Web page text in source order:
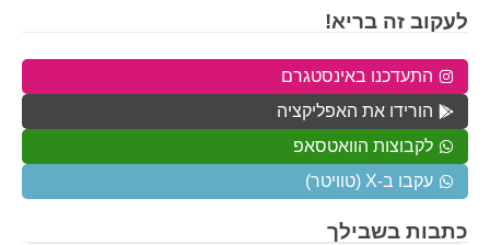
כתבות בשבילך
לעקוב זה בריא!
התעדכנו באינסטגרם
הורידו את האפליקציה
לקבוצות הוואטסאפ
עקבו ב-X (טוויטר)